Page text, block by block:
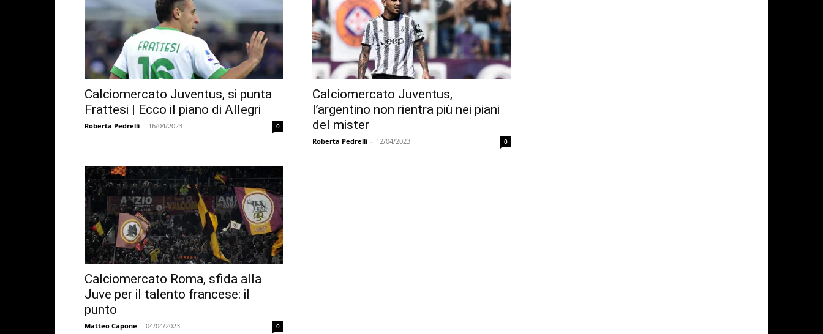
Calciomercato Juventus, si punta
Frattesi | Ecco il piano di Allegri
Roberta Pedrelli - 16/04/2023 0
Calciomercato Juventus,
l’argentino non rientra più nei piani
del mister
Roberta Pedrelli - 12/04/2023 0
Calciomercato Roma, sfida alla
Juve per il talento francese: il
punto
Matteo Capone - 04/04/2023 0